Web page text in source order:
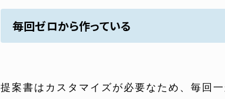
毎回ゼロから作っている
提案書はカスタマイズが必要なため、毎回